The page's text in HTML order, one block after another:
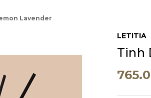
Lavender
LETITIA
Tinh